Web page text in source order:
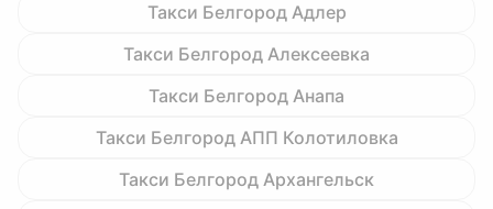
Такси Белгород Адлер
Такси Белгород Алексеевка
Такси Белгород Анапа
Такси Белгород АПП Колотиловка
Такси Белгород Архангельск